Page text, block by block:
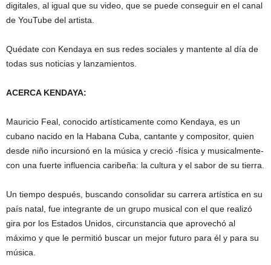
digitales, al igual que su video, que se puede conseguir en el canal
de YouTube del artista.
Quédate con Kendaya en sus redes sociales y mantente al día de
todas sus noticias y lanzamientos.
ACERCA KENDAYA:
Mauricio Feal, conocido artísticamente como Kendaya, es un
cubano nacido en la Habana Cuba, cantante y compositor, quien
desde niño incursionó en la música y creció -física y musicalmente-
con una fuerte influencia caribeña: la cultura y el sabor de su tierra.
Un tiempo después, buscando consolidar su carrera artística en su
país natal, fue integrante de un grupo musical con el que realizó
gira por los Estados Unidos, circunstancia que aprovechó al
máximo y que le permitió buscar un mejor futuro para él y para su
música.